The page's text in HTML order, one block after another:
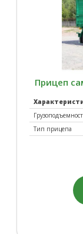
Прицеп
Тип прицепа